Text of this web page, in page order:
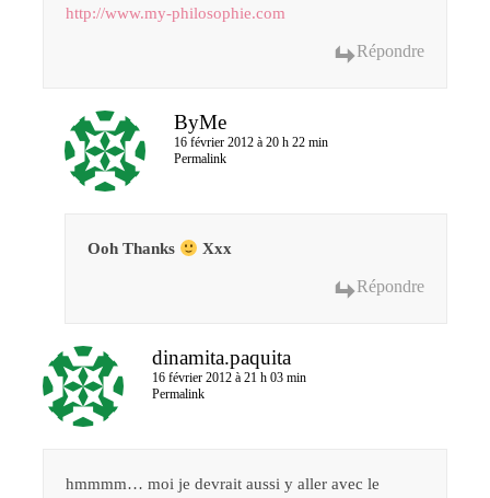
http://www.my-philosophie.com
Répondre
ByMe
16 février 2012 à 20 h 22 min
Permalink
Ooh Thanks Xxx
Répondre
dinamita.paquita
16 février 2012 à 21 h 03 min
Permalink
hmmmm… moi je devrait aussi y aller avec le